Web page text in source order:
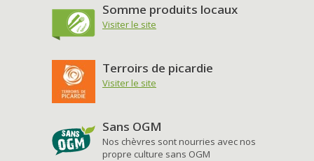
Somme produits locaux
Visiter le site
Terroirs de picardie
Visiter le site
Sans OGM
Nos chèvres sont nourries avec nos
propre culture sans OGM